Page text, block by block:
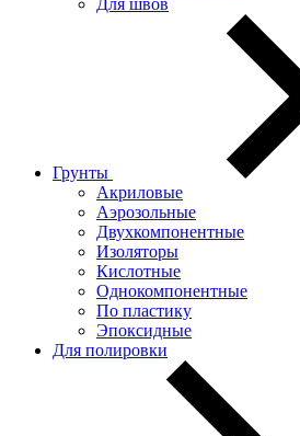
Для швов
Грунты
Акриловые
Аэрозольные
Двухкомпонентные
Изоляторы
Кислотные
Однокомпонентные
По пластику
Эпоксидные
Для полировки